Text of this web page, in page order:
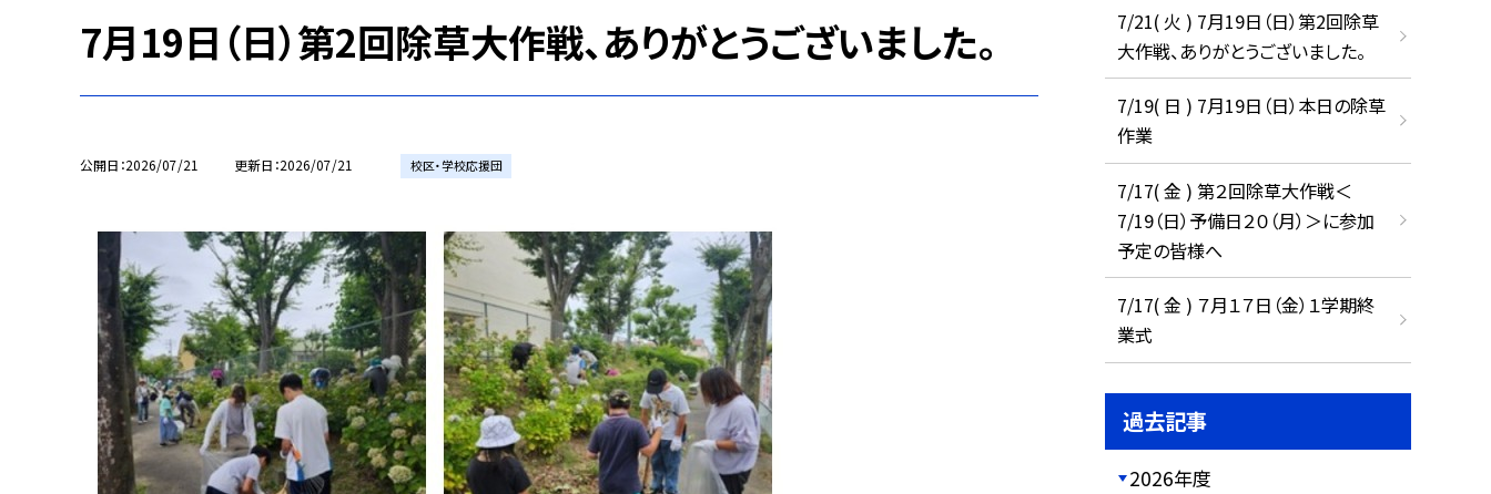
7月19日（日）第2回除草大作戦、ありがとうございました。
公開日 2026/07/21 更新日 2026/07/21 校区・学校応援団
7/21( 火 ) 7月19日（日）第2回除草
大作戦、ありがとうございました。
7/19( 日 ) 7月19日（日）本日の除草
作業
7/17( 金 ) 第２回除草大作戦＜
7/19（日）予備日２０（月）＞に参加
予定の皆様へ
7/17( 金 ) ７月１７日（金）１学期終
業式
過去記事
2026年度